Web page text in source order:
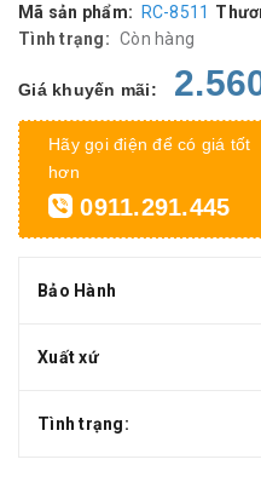
Mã sản phẩm: RC-8511
Tình trạng: Còn hàng
Giá khuyến mãi:
Hãy gọi điện để có giá tốt
hơn
0911.291.445
Bảo Hành
Xuất xứ
Tình trạng: